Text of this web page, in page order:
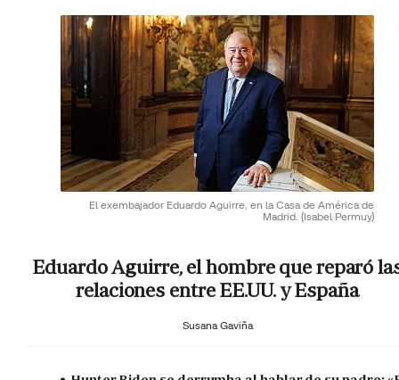
El exembajador Eduardo Aguirre, en la Casa de América de
Madrid. (Isabel Permuy)
Eduardo Aguirre, el hombre que reparó
relaciones entre EE.UU. y España
Susana Gaviña